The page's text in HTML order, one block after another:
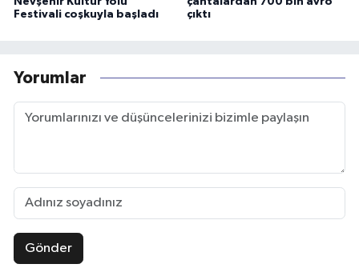
Festivali coşkuyla başladı
çıktı
Yorumlar
Gönder